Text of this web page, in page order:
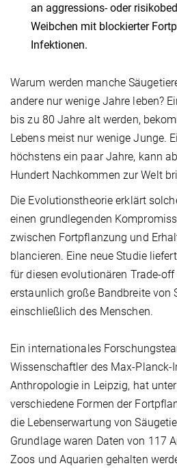
an aggressions- oder
Weibchen mit blockierter
Infektionen.
Warum werden manche
andere nur wenige Jahre leben?
bis zu 80 Jahre alt werden,
Lebens meist nur wenige Junge.
höchstens ein paar Jahre, kann
Hundert Nachkommen zur Welt
Die Evolutionstheorie erklärt
einen grundlegenden
zwischen Fortpflanzung und
blancieren. Eine neue Studie
für diesen evolutionären Trade-
erstaunlich große Bandbreite von
einschließlich des Menschen.
Ein internationales
Wissenschaftler des Max-
Anthropologie in Leipzig, hat
verschiedene Formen der
die Lebenserwartung von
Grundlage waren Daten von 117
Zoos und Aquarien gehalten